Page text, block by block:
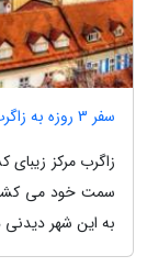
سفر 3 روزه به زاگرب؛ مرکز دیدنی کرواسی
زاگرب مرکز
به این شهر دیدنی